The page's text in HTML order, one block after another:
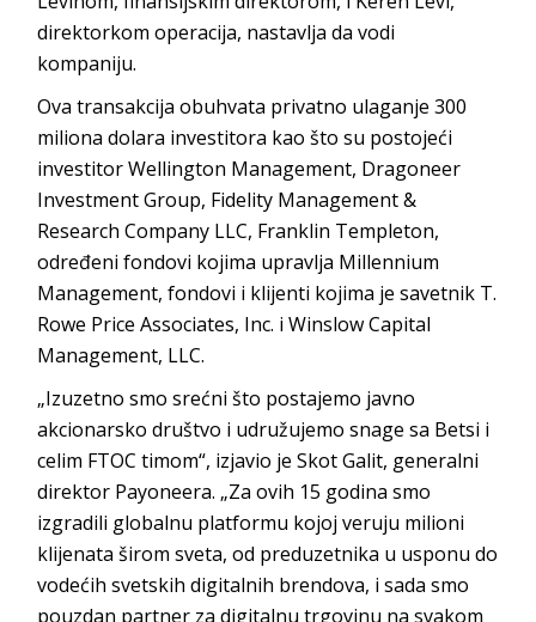
direktorkom operacija, nastavlja da vodi
kompaniju.
Ova transakcija obuhvata privatno ulaganje 300
miliona dolara investitora kao što su postojeći
investitor Wellington Management, Dragoneer
Investment Group, Fidelity Management &
Research Company LLC, Franklin Templeton,
određeni fondovi kojima upravlja Millennium
Management, fondovi i klijenti kojima je savetnik T.
Rowe Price Associates, Inc. i Winslow Capital
Management, LLC.
„Izuzetno smo srećni što postajemo javno
akcionarsko društvo i udružujemo snage sa Betsi i
celim FTOC timom“, izjavio je Skot Galit, generalni
direktor Payoneera. „Za ovih 15 godina smo
izgradili globalnu platformu kojoj veruju milioni
klijenata širom sveta, od preduzetnika u usponu do
vodećih svetskih digitalnih brendova, i sada smo
pouzdan partner za digitalnu trgovinu na svakom